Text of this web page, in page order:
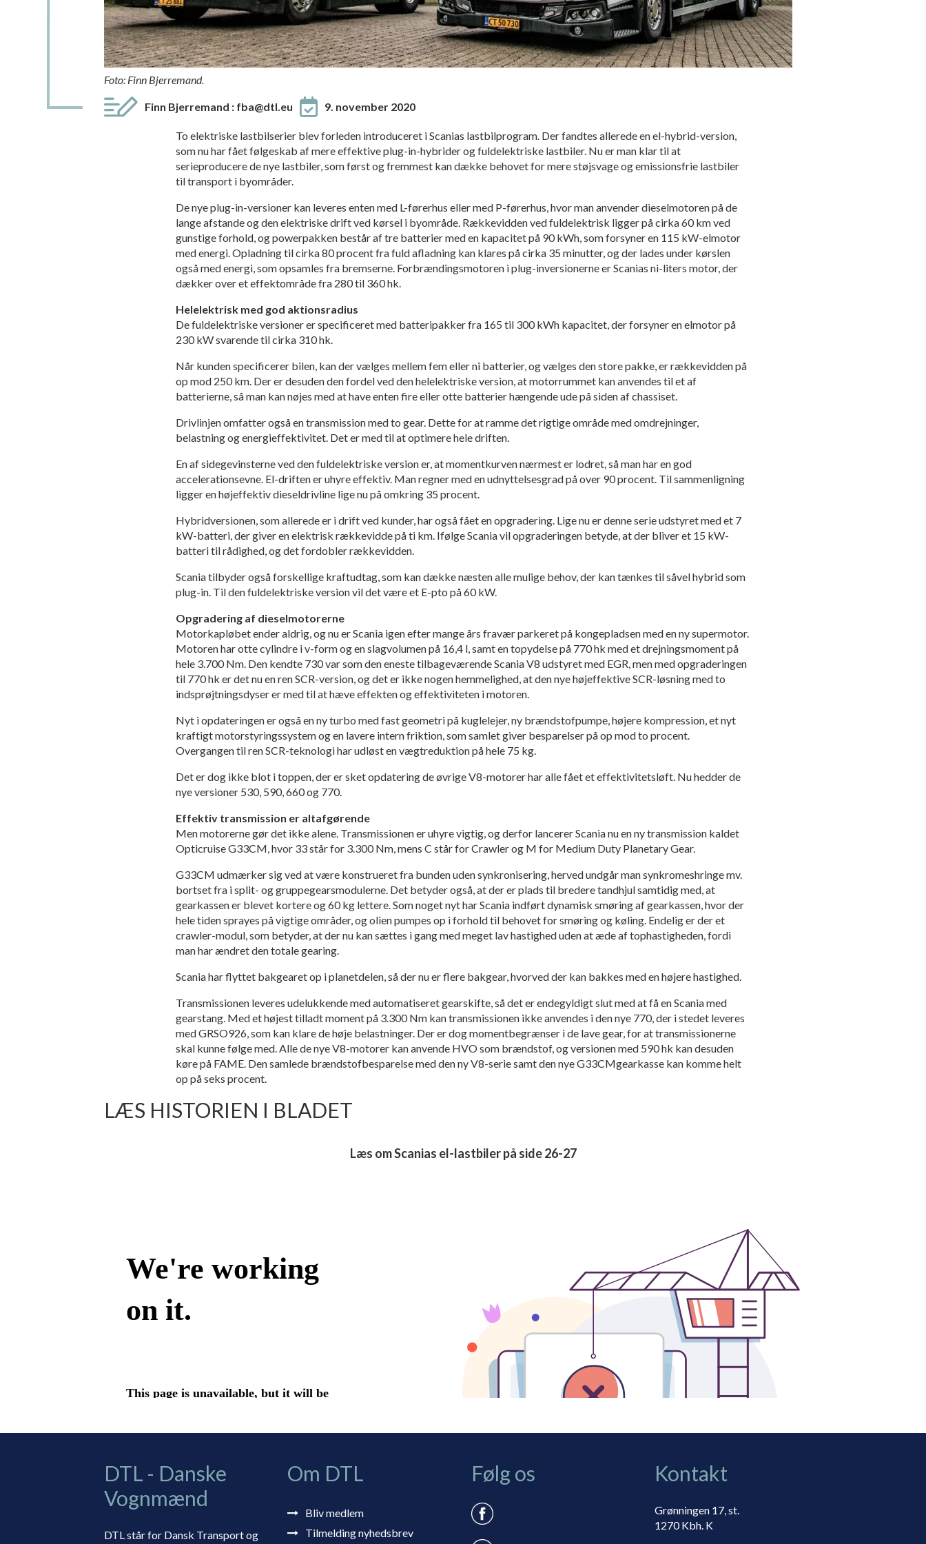
Foto: Finn Bjerremand.
Finn Bjerremand : fba@dtl.eu 9. november 2020
To elektriske lastbilserier blev forleden introduceret i Scanias lastbilprogram. Der fandtes allerede en el-hybrid-version,
som nu har fået følgeskab af mere effektive plug-in-hybrider og fuldelektriske lastbiler. Nu er man klar til at
serieproducere de nye lastbiler, som først og fremmest kan dække behovet for mere støjsvage og emissionsfrie lastbiler
til transport i byområder.
De nye plug-in-versioner kan leveres enten med L-førerhus eller med P-førerhus, hvor man anvender dieselmotoren på de
lange afstande og den elektriske drift ved kørsel i byområde. Rækkevidden ved fuldelektrisk ligger på cirka 60 km ved
gunstige forhold, og powerpakken består af tre batterier med en kapacitet på 90 kWh, som forsyner en 115 kW-elmotor
med energi. Opladning til cirka 80 procent fra fuld afladning kan klares på cirka 35 minutter, og der lades under kørslen
også med energi, som opsamles fra bremserne. Forbrændingsmotoren i plug-inversionerne er Scanias ni-liters motor, der
dækker over et effektområde fra 280 til 360 hk.
Helelektrisk med god aktionsradius
De fuldelektriske versioner er specificeret med batteripakker fra 165 til 300 kWh kapacitet, der forsyner en elmotor på
230 kW svarende til cirka 310 hk.
Når kunden specificerer bilen, kan der vælges mellem fem eller ni batterier, og vælges den store pakke, er rækkevidden på
op mod 250 km. Der er desuden den fordel ved den helelektriske version, at motorrummet kan anvendes til et af
batterierne, så man kan nøjes med at have enten fire eller otte batterier hængende ude på siden af chassiset.
Drivlinjen omfatter også en transmission med to gear. Dette for at ramme det rigtige område med omdrejninger,
belastning og energieffektivitet. Det er med til at optimere hele driften.
En af sidegevinsterne ved den fuldelektriske version er, at momentkurven nærmest er lodret, så man har en god
accelerationsevne. El-driften er uhyre effektiv. Man regner med en udnyttelsesgrad på over 90 procent. Til sammenligning
ligger en højeffektiv dieseldrivline lige nu på omkring 35 procent.
Hybridversionen, som allerede er i drift ved kunder, har også fået en opgradering. Lige nu er denne serie udstyret med et 7
kW-batteri, der giver en elektrisk rækkevidde på ti km. Ifølge Scania vil opgraderingen betyde, at der bliver et 15 kW-
batteri til rådighed, og det fordobler rækkevidden.
Scania tilbyder også forskellige kraftudtag, som kan dække næsten alle mulige behov, der kan tænkes til såvel hybrid som
plug-in. Til den fuldelektriske version vil det være et E-pto på 60 kW.
Opgradering af dieselmotorerne
Motorkapløbet ender aldrig, og nu er Scania igen efter mange års fravær parkeret på kongepladsen med en ny supermotor.
Motoren har otte cylindre i v-form og en slagvolumen på 16,4 l, samt en topydelse på 770 hk med et drejningsmoment på
hele 3.700 Nm. Den kendte 730 var som den eneste tilbageværende Scania V8 udstyret med EGR, men med opgraderingen
til 770 hk er det nu en ren SCR-version, og det er ikke nogen hemmelighed, at den nye højeffektive SCR-løsning med to
indsprøjtningsdyser er med til at hæve effekten og effektiviteten i motoren.
Nyt i opdateringen er også en ny turbo med fast geometri på kuglelejer, ny brændstofpumpe, højere kompression, et nyt
kraftigt motorstyringssystem og en lavere intern friktion, som samlet giver besparelser på op mod to procent.
Overgangen til ren SCR-teknologi har udløst en vægtreduktion på hele 75 kg.
Det er dog ikke blot i toppen, der er sket opdatering de øvrige V8-motorer har alle fået et effektivitetsløft. Nu hedder de
nye versioner 530, 590, 660 og 770.
Effektiv transmission er altafgørende
Men motorerne gør det ikke alene. Transmissionen er uhyre vigtig, og derfor lancerer Scania nu en ny transmission kaldet
Opticruise G33CM, hvor 33 står for 3.300 Nm, mens C står for Crawler og M for Medium Duty Planetary Gear.
G33CM udmærker sig ved at være konstrueret fra bunden uden synkronisering, herved undgår man synkromeshringe mv.
bortset fra i split- og gruppegearsmodulerne. Det betyder også, at der er plads til bredere tandhjul samtidig med, at
gearkassen er blevet kortere og 60 kg lettere. Som noget nyt har Scania indført dynamisk smøring af gearkassen, hvor der
hele tiden sprayes på vigtige områder, og olien pumpes op i forhold til behovet for smøring og køling. Endelig er der et
crawler-modul, som betyder, at der nu kan sættes i gang med meget lav hastighed uden at æde af tophastigheden, fordi
man har ændret den totale gearing.
Scania har flyttet bakgearet op i planetdelen, så der nu er flere bakgear, hvorved der kan bakkes med en højere hastighed.
Transmissionen leveres udelukkende med automatiseret gearskifte, så det er endegyldigt slut med at få en Scania med
gearstang. Med et højest tilladt moment på 3.300 Nm kan transmissionen ikke anvendes i den nye 770, der i stedet leveres
med GRSO926, som kan klare de høje belastninger. Der er dog momentbegrænser i de lave gear, for at transmissionerne
skal kunne følge med. Alle de nye V8-motorer kan anvende HVO som brændstof, og versionen med 590 hk kan desuden
køre på FAME. Den samlede brændstofbesparelse med den ny V8-serie samt den nye G33CMgearkasse kan komme helt
op på seks procent.
LÆS HISTORIEN I BLADET
Læs om Scanias el-lastbiler på side 26-27
DTL - Danske
Vognmænd
DTL står for Dansk Transport og
Om DTL
Bliv medlem
Tilmelding nyhedsbrev
Følg os Kontakt
Grønningen 17, st.
1270 Kbh. K